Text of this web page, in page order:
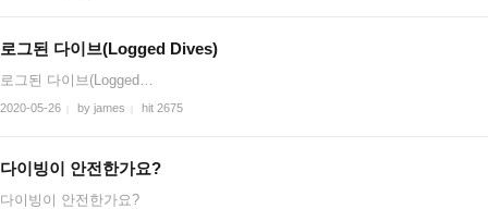
로그된 다이브(Logged Dives)
로그된 다이브(Logged…
2020-05-26 by james hit 2675
다이빙이 안전한가요?
다이빙이 안전한가요?